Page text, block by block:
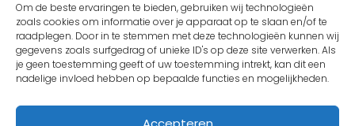
Om de beste ervaringen te bieden, gebruiken wij technologieën
zoals cookies om informatie over je apparaat op te slaan en/of te
raadplegen. Door in te stemmen met deze technologieën kunnen wij
gegevens zoals surfgedrag of unieke ID's op deze site verwerken. Als
je geen toestemming geeft of uw toestemming intrekt, kan dit een
nadelige invloed hebben op bepaalde functies en mogelijkheden.
Vrienden van Livingstone